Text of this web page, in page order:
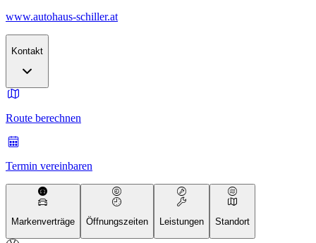
www.autohaus-schiller.at
Kontakt
Route berechnen
Termin vereinbaren
Markenverträge Öffnungszeiten Leistungen Standort